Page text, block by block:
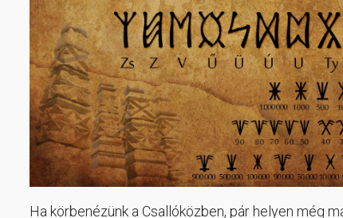
Ha körbenézünk a Csallóközben, pár helyen még